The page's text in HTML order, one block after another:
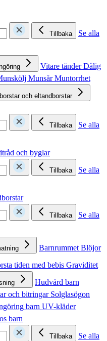
Tillbaka
Se alla
Vitare tänderDålig
MunsårMuntorrhet
och eltandborstar
Tillbaka
Se alla
och byglar
Tillbaka
Se alla
Tillbaka
Se alla
BarnrummetBlöjor
tiden med bebis Graviditet
Hudvård barn
och bitringar Solglasögon
barn UV-kläder
barn
Tillbaka
Se alla